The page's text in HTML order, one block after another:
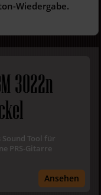
Wiedergabe.
3022n
Sound Tool für
PRS-Gitarre
Ansehen